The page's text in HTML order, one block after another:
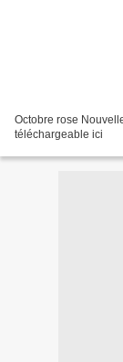
Octobre rose
téléchargeable ici